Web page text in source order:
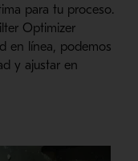
para tu proceso.
Optimizer
en línea, podemos
y ajustar en